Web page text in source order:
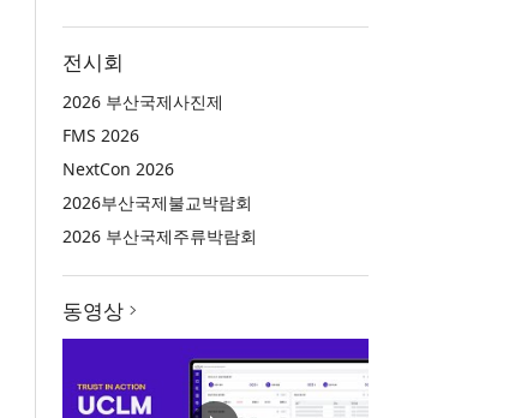
전시회
2026 부산국제사진제
FMS 2026
NextCon 2026
2026부산국제불교박람회
2026 부산국제주류박람회
동영상